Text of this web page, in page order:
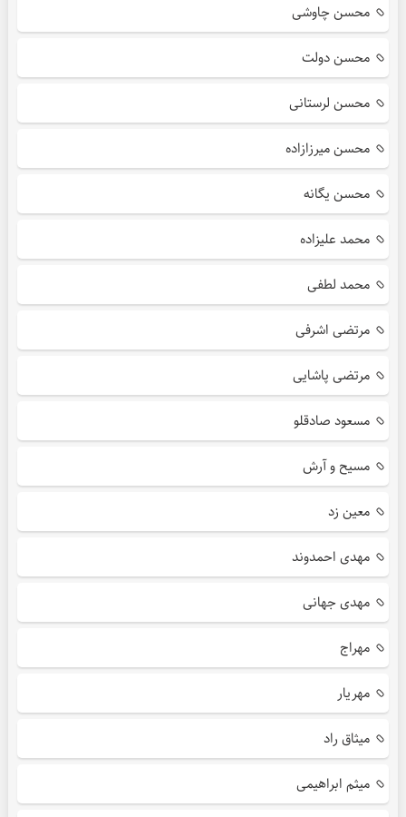
محسن چاوشی
محسن دولت
محسن لرستانی
محسن میرزازاده
محسن یگانه
محمد علیزاده
محمد لطفی
مرتضی اشرفی
مرتضی پاشایی
مسعود صادقلو
مسیح و آرش
معین زد
مهدی احمدوند
مهدی جهانی
مهراج
مهریار
میثاق راد
میثم ابراهیمی